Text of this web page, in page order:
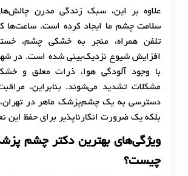
علاوه بر این، سبک زندگی مدرن
سلامت چشم ما ایجاد کرده است. ساعت‌ها
تلفن همراه، منجر به خشکی چشم،
افزایش شیوع نزدیک‌بینی شده است. در
با وجود آلودگی هوا، ذرات معلق و
مشکلات تشدید می‌شوند. بنابراین،
دسترسی به یک چشم‌پزشک ماهر در تهران،
بلکه یک ضرورت انکارناپذیر برای حفظ این
ویژگی‌های بهترین دکتر چشم
چیست؟